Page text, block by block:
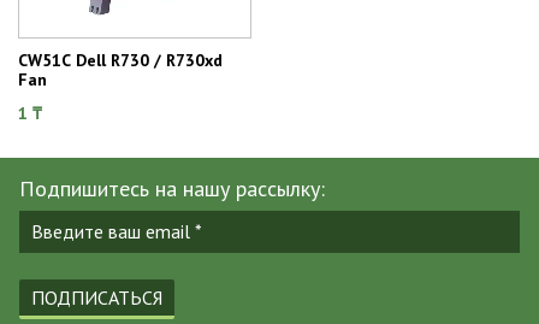
CW51C Dell R730 / R730xd
Fan
1 ₸
Подпишитесь на нашу рассылку:
ПОДПИСАТЬСЯ